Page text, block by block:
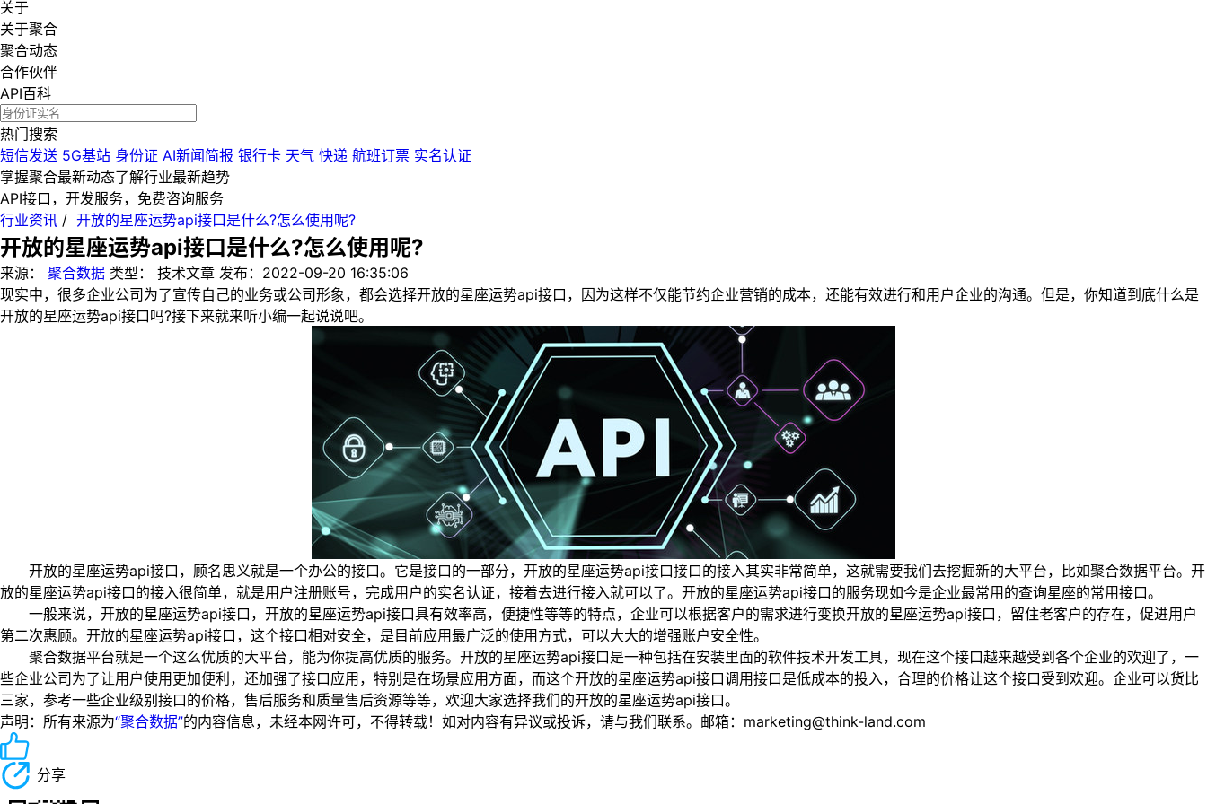
关于
关于聚合
聚合动态
合作伙伴
API百科
热门搜索
短信发送 5G基站 身份证 AI新闻简报 银行卡 天气 快递 航班订票 实名认证
掌握聚合最新动态了解行业最新趋势
API接口，开发服务，免费咨询服务
行业资讯 / 开放的星座运势api接口是什么?怎么使用呢?
开放的星座运势api接口是什么?怎么使用呢?
来源： 聚合数据 类型： 技术文章 发布： 2022-09-20 16:35:06
现实中，很多企业公司为了宣传自己的业务或公司形象，都会选择开放的星座运势api接口，因为这样不仅能节约企业营销的成本，还能有效进行和用户企业的沟通。但是，你知道到底什么是
开放的星座运势api接口吗?接下来就来听小编一起说说吧。
开放的星座运势api接口，顾名思义就是一个办公的接口。它是接口的一部分，开放的星座运势api接口接口的接入其实非常简单，这就需要我们去挖掘新的大平台，比如聚合数据平台。开
放的星座运势api接口的接入很简单，就是用户注册账号，完成用户的实名认证，接着去进行接入就可以了。开放的星座运势api接口的服务现如今是企业最常用的查询星座的常用接口。
一般来说，开放的星座运势api接口，开放的星座运势api接口具有效率高，便捷性等等的特点，企业可以根据客户的需求进行变换开放的星座运势api接口，留住老客户的存在，促进用户
第二次惠顾。开放的星座运势api接口，这个接口相对安全，是目前应用最广泛的使用方式，可以大大的增强账户安全性。
聚合数据平台就是一个这么优质的大平台，能为你提高优质的服务。开放的星座运势api接口是一种包括在安装里面的软件技术开发工具，现在这个接口越来越受到各个企业的欢迎了，一
些企业公司为了让用户使用更加便利，还加强了接口应用，特别是在场景应用方面，而这个开放的星座运势api接口调用接口是低成本的投入，合理的价格让这个接口受到欢迎。企业可以货比
三家，参考一些企业级别接口的价格，售后服务和质量售后资源等等，欢迎大家选择我们的开放的星座运势api接口。
声明：所有来源为“聚合数据”的内容信息，未经本网许可，不得转载！如对内容有异议或投诉，请与我们联系。邮箱：marketing@think-land.com
分享